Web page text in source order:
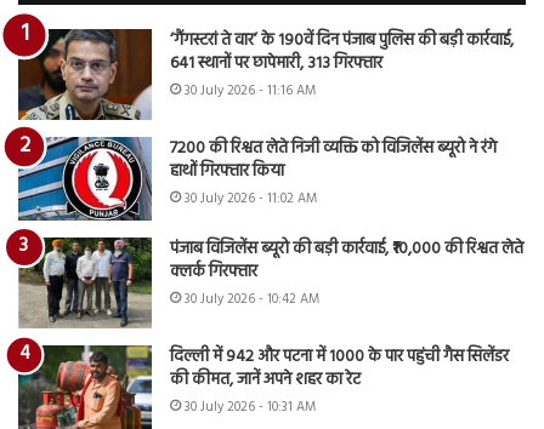
‘गैंगस्टरां ते वार’ के 190वें दिन पंजाब पुलिस की बड़ी कार्रवाई,
641 स्थानों पर छापेमारी, 313 गिरफ्तार
30 July 2026 - 11:16 AM
7200 की रिश्वत लेते निजी व्यक्ति को विजिलेंस ब्यूरो ने रंगे
हाथों गिरफ्तार किया
30 July 2026 - 11:02 AM
पंजाब विजिलेंस ब्यूरो की बड़ी कार्रवाई, ₹10,000 की रिश्वत लेते
क्लर्क गिरफ्तार
30 July 2026 - 10:42 AM
दिल्ली में 942 और पटना में 1000 के पार पहुंची गैस सिलेंडर
की कीमत, जानें अपने शहर का रेट
30 July 2026 - 10:31 AM